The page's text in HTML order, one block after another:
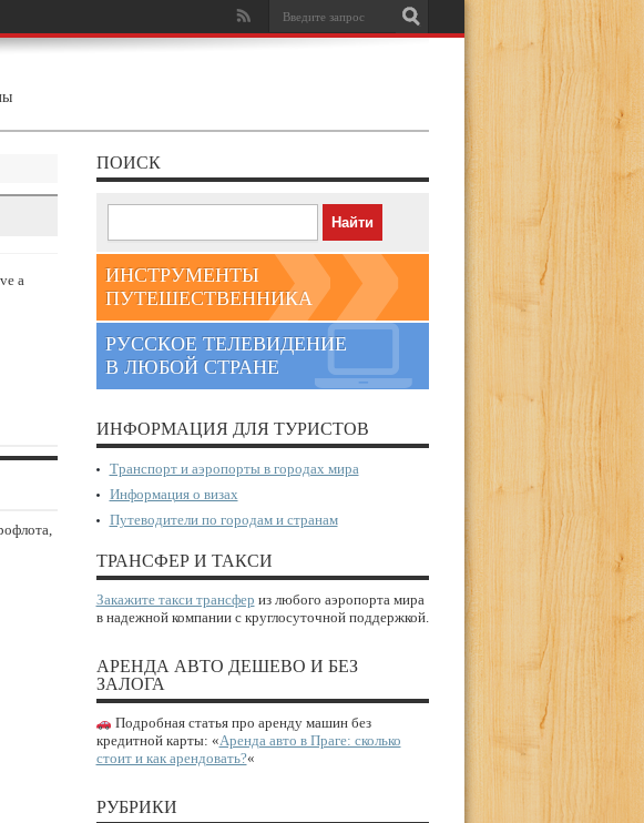
a
ПОИСК
ИНСТРУМЕНТЫ
ПУТЕШЕСТВЕННИКА
РУССКОЕ ТЕЛЕВИДЕНИЕ
В ЛЮБОЙ СТРАНЕ
ИНФОРМАЦИЯ ДЛЯ ТУРИСТОВ
Транспорт и аэропорты в городах мира
Информация о визах
Путеводители по городам и странам
ТРАНСФЕР И ТАКСИ
Закажите такси трансфер из любого аэропорта мира
в надежной компании с круглосуточной поддержкой.
АРЕНДА АВТО ДЕШЕВО И БЕЗ
ЗАЛОГА
Подробная статья про аренду машин без
кредитной карты: «Аренда авто в Праге: сколько
стоит и как арендовать?«
РУБРИКИ